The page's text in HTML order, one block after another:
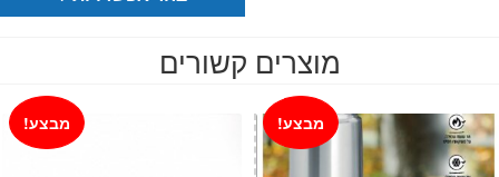
מוצרים קשורים
מבצע! מבצע!